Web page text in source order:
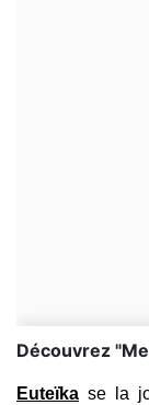
Découvrez
Euteïka se la